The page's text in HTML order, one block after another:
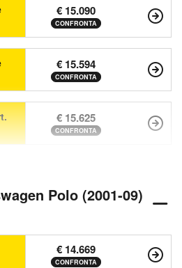
€ 15.090
CONFRONTA
€ 15.594
CONFRONTA
€ 15.625
CONFRONTA
Polo (2001-09)
€ 14.669
CONFRONTA